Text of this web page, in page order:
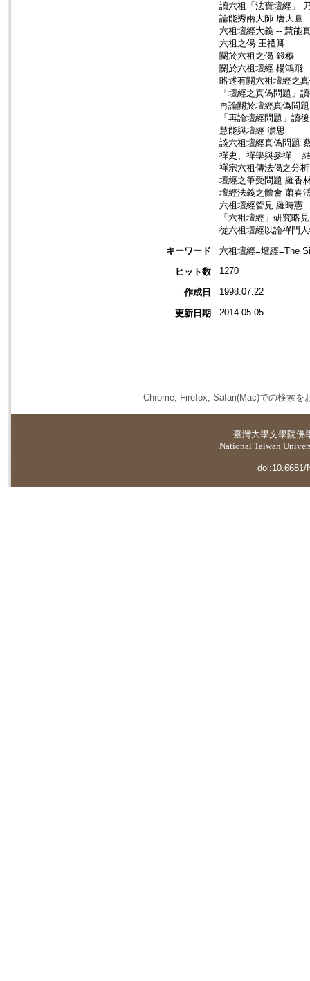
讀六祖「法寶壇經」
論能秀兩大師 唐大圓
六祖壇經大義 -- 慧能
六祖之偈 王禮卿
關於六祖之偈 錢穆
關於六祖壇經 楊鴻飛
略述有關六祖壇經之
「壇經之真偽問題」
再論關於壇經真偽問
「再論壇經問題」讀
慧能與壇經 澹思
談六祖壇經真偽問題
禪史、禪學與參禪 --
禪宗六祖傳法偈之分
壇經之筆受問題 羅香
壇經法義之體會 蕭春
六祖壇經管見 羅時憲
「六祖壇經」研究略
從六祖壇經以論禪門
キーワード
六祖壇經=壇經=The
ヒット数
1270
作成日 1998.07.22
更新日期 2014.05.05
Chrome, Firefox, Safari(Mac)での検索を
臺灣大學文學院佛
National Taiwan
doi:10.6681/